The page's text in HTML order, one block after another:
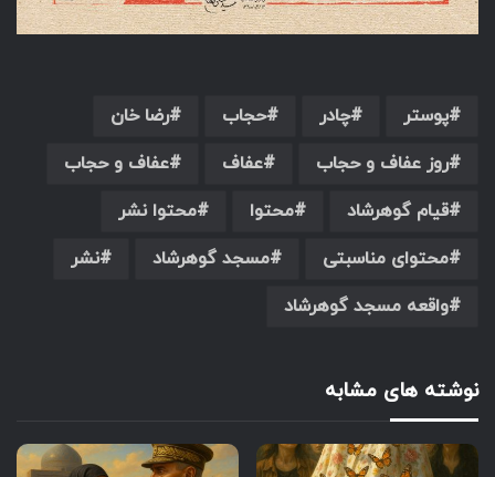
پوستر چادر حجاب
رضا خان
روز عفاف و حجاب
عفاف
عفاف و حجاب
قیام گوهرشاد
محتوا
محتوا نشر
محتوای مناسبتی
مسجد گوهرشاد
نشر
واقعه مسجد گوهرشاد
نوشته های مشابه